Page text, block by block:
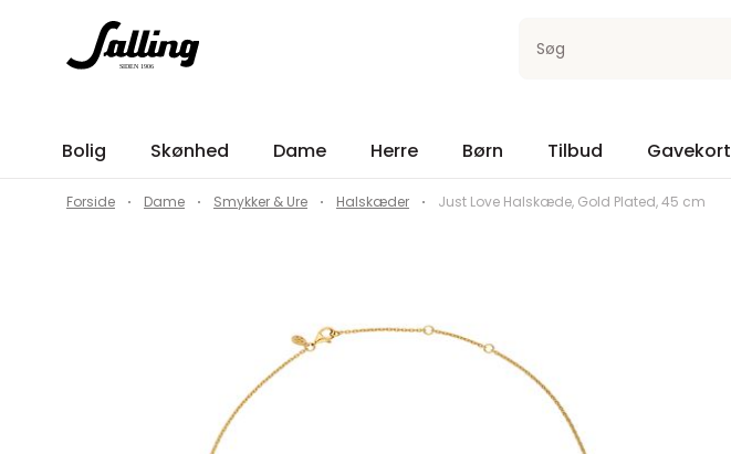
Søg
Bolig Skønhed Dame Herre Børn Tilbud Gavekort
Forside Dame Smykker & Ure Halskæder Just Love Halskæde, Gold Plated, 45 cm